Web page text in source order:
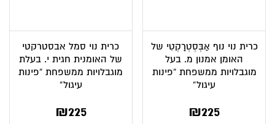
כרית נוי נוף אַבְּסְטְרָקְטִי של
האומן אמנון מ. בעל
מוגבלויות ממשפחת “פינות
עיגול”
₪225
כרית נוי סמל אבסטרקטי
של האומנית חגית י. בעלת
מוגבלויות ממשפחת “פינות
עיגול”
₪225